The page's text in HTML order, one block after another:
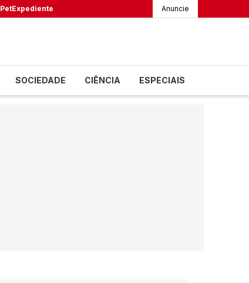
PetExpediente Anuncie
SOCIEDADE CIÊNCIA ESPECIAIS